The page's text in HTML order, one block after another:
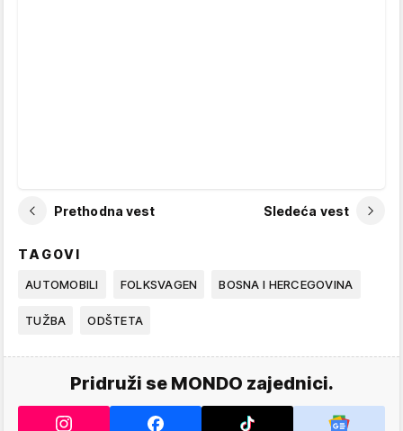
Prethodna vest Sledeća vest
TAGOVI
AUTOMOBILI FOLKSVAGEN BOSNA I HERCEGOVINA
TUŽBA ODŠTETA
Pridruži se MONDO zajednici.